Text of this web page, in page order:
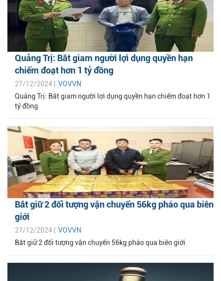
Quảng Trị: Bắt giam người lợi dụng quyền hạn
chiếm đoạt hơn 1 tỷ đồng
27/12/2024 | VOVVN
Quảng Trị: Bắt giam người lợi dụng quyền hạn chiếm đoạt hơn 1
tỷ đồng
Bắt giữ 2 đối tượng vận chuyển 56kg pháo qua biên
giới
27/12/2024 | VOVVN
Bắt giữ 2 đối tượng vận chuyển 56kg pháo qua biên giới